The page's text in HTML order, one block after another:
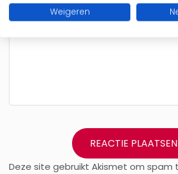
Deze site gebruikt Akismet om spam
Weigeren